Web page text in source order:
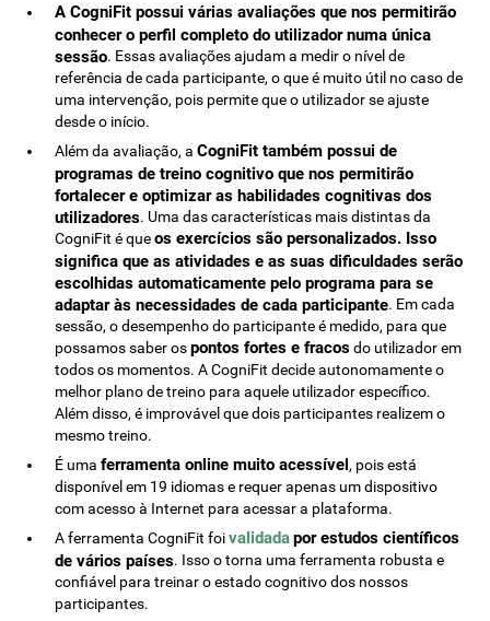
A CogniFit possui várias avaliações que nos permitirão
conhecer o perfil completo do utilizador numa única
sessão. Essas avaliações ajudam a medir o nível de
referência de cada participante, o que é muito útil no caso de
uma intervenção, pois permite que o utilizador se ajuste
desde o início.
Além da avaliação, aCogniFit também possui de
programas de treino cognitivo que nos permitirão
fortalecer e optimizar as habilidades cognitivas dos
utilizadores. Uma das características mais distintas da
CogniFit é queos exercícios são personalizados. Isso
significa que as atividades e as suas dificuldades serão
escolhidas automaticamente pelo programa para se
adaptar às necessidades de cada participante. Em cada
sessão, o desempenho do participante é medido, para que
possamos saber ospontos fortes e fracosdo utilizador em
todos os momentos. A CogniFit decide autonomamente o
melhor plano de treino para aquele utilizador específico.
Além disso, é improvável que dois participantes realizem o
mesmo treino.
É umaferramenta online muito acessível, pois está
disponível em 19 idiomas e requer apenas um dispositivo
com acesso à Internet para acessar a plataforma.
A ferramenta CogniFit foivalidadapor estudos científicos
de vários países. Isso o torna uma ferramenta robusta e
confiável para treinar o estado cognitivo dos nossos
participantes.